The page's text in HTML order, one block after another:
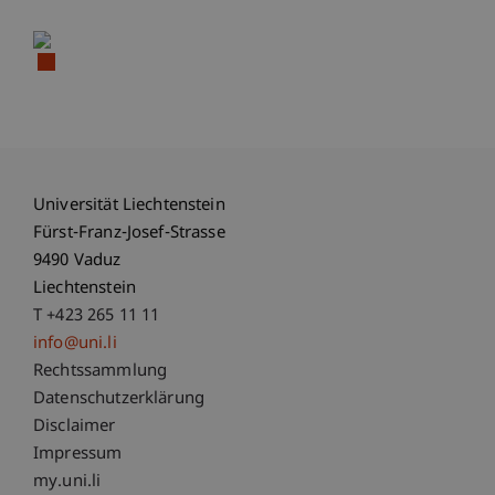
Universität Liechtenstein
Fürst-Franz-Josef-Strasse
9490 Vaduz
Liechtenstein
T +423 265 11 11
info@uni.li
Fußzeile Rechtliche Hinweise
Rechtssammlung
Datenschutzerklärung
Disclaimer
Impressum
Fußzeile Subdomain-Verzeichnis
my.uni.li